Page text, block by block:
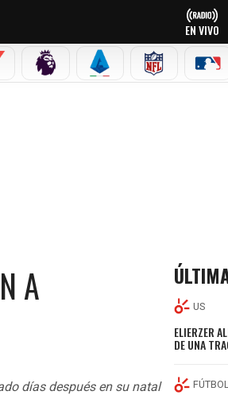
EN VIVO
LEAGUEPREMIER LEAGUE
SERIE A NFL MLB
A
días después en su natal
US
ELIERZER
DE UNA